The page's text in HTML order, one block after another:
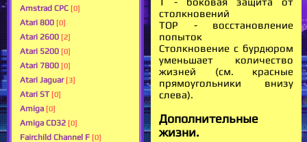
Amstrad CPC [0]
Atari 800 [0]
Atari 2600 [2]
Atari 5200 [0]
Atari 7800 [0]
Atari Jaguar [3]
Atari ST [0]
Amiga [0]
Amiga CD32 [0]
Fairchild Channel F [0]
столкновений
ТОР - восстановление
попыток
Столкновение с бурдюром
уменьшает количество
жизней (см. красные
прямоугольники внизу
слева).
Дополнительные
жизни.